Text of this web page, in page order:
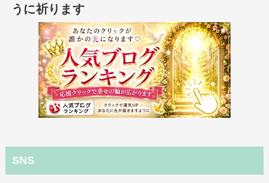
うに祈ります
SNS